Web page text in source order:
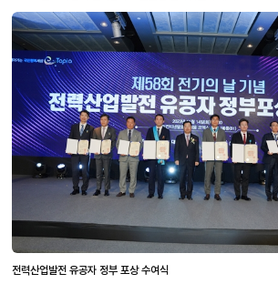
전력산업발전 유공자 정부 포상 수여식